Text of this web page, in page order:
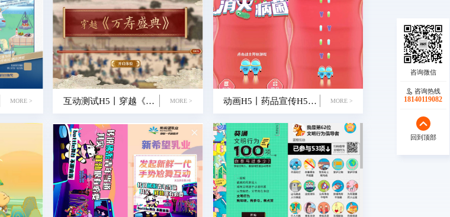
MORE > 互动测试H5丨穿越《万寿盛典》 MORE > 动画H5丨药品宣传H5—消灭病菌 MORE >
咨询热线
18140119082
回到顶部
咨询热线
18140119082
回到顶部